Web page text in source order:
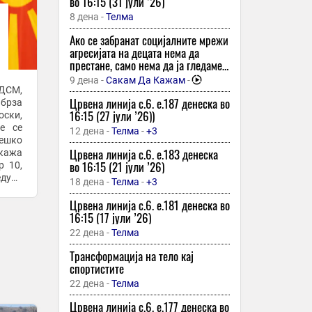
се
10,
сите мостови и почнуваат одново!
34 минути -Попара
Хакирани повеќе од 1.600
организации, меѓу нив и Oppo
34 минути -USB-+1
Психологот Емира Рамадани: Летото
може да биде „рестарт“, а не извор
на депресија по одморот
34 минути -Слободен Печат
Токио е најдобриот град во светот
според Генерацијата Z
34 минути -Иновативност
СДСМ: Сите се пред нас –
Македонија како слепо црево на
Балканот
34 минути -Утрински Весник
„Skoda“ почна производство на
својот најнапреден „SUV“ досега
34 минути -Денар
8 дена -Телма
Ако се забранат социјалните мрежи
агресијата на децата нема да
престане, само нема да ја гледаме
– подкаст со психологот емилија
бошкова
9 дена -Сакам Да Кажам -
Црвена линија с.6. e.187 денеска во
16:15 (27 јули ’26))
12 дена -Телма -+3
Црвена линија с.6. e.183 денеска
во 16:15 (21 јули ’26)
18 дена -Телма -+3
Црвена линија с.6. e.181 денеска во
16:15 (17 јули ’26)
22 дена -Телма
Трансформација на тело кај
спортистите
22 дена -Телма
Црвена линија с.6. e.177 денеска во